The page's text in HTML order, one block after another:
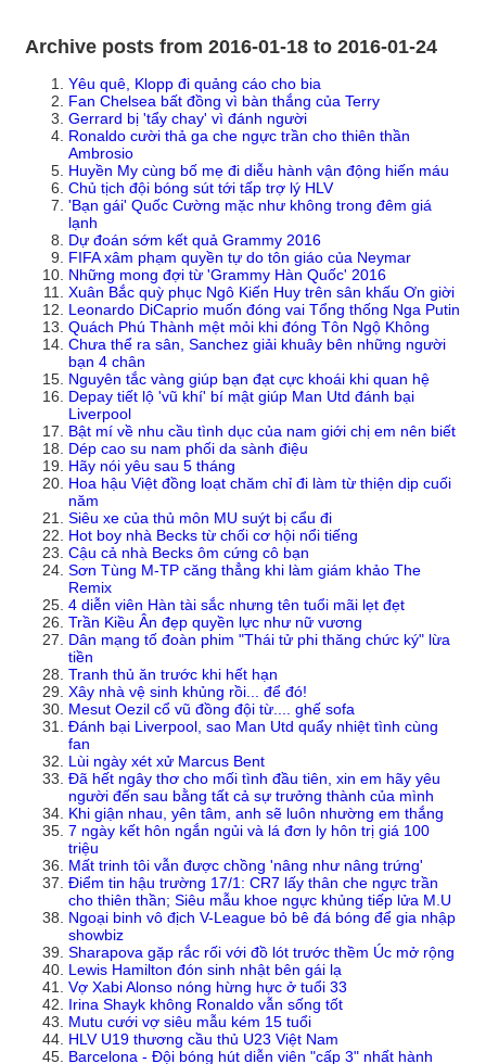
Archive posts from 2016-01-18 to 2016-01-24
Yêu quê, Klopp đi quảng cáo cho bia
Fan Chelsea bất đồng vì bàn thắng của Terry
Gerrard bị 'tẩy chay' vì đánh người
Ronaldo cười thả ga che ngực trần cho thiên thần
Ambrosio
Huyền My cùng bố mẹ đi diễu hành vận động hiến máu
Chủ tịch đội bóng sút tới tấp trợ lý HLV
'Bạn gái' Quốc Cường mặc như không trong đêm giá
lạnh
Dự đoán sớm kết quả Grammy 2016
FIFA xâm phạm quyền tự do tôn giáo của Neymar
Những mong đợi từ 'Grammy Hàn Quốc' 2016
Xuân Bắc quỳ phục Ngô Kiến Huy trên sân khấu Ơn giời
Leonardo DiCaprio muốn đóng vai Tổng thống Nga Putin
Quách Phú Thành mệt mỏi khi đóng Tôn Ngộ Không
Chưa thể ra sân, Sanchez giải khuây bên những người
bạn 4 chân
Nguyên tắc vàng giúp bạn đạt cực khoái khi quan hệ
Depay tiết lộ 'vũ khí' bí mật giúp Man Utd đánh bại
Liverpool
Bật mí về nhu cầu tình dục của nam giới chị em nên biết
Dép cao su nam phối da sành điệu
Hãy nói yêu sau 5 tháng
Hoa hậu Việt đồng loạt chăm chỉ đi làm từ thiện dịp cuối
năm
Siêu xe của thủ môn MU suýt bị cẩu đi
Hot boy nhà Becks từ chối cơ hội nổi tiếng
Cậu cả nhà Becks ôm cứng cô bạn
Sơn Tùng M-TP căng thẳng khi làm giám khảo The
Remix
4 diễn viên Hàn tài sắc nhưng tên tuổi mãi lẹt đẹt
Trần Kiều Ân đẹp quyền lực như nữ vương
Dân mạng tố đoàn phim "Thái tử phi thăng chức ký" lừa
tiền
Tranh thủ ăn trước khi hết hạn
Xây nhà vệ sinh khủng rồi... để đó!
Mesut Oezil cổ vũ đồng đội từ.... ghế sofa
Đánh bại Liverpool, sao Man Utd quẩy nhiệt tình cùng
fan
Lùi ngày xét xử Marcus Bent
Đã hết ngây thơ cho mối tình đầu tiên, xin em hãy yêu
người đến sau bằng tất cả sự trưởng thành của mình
Khi giận nhau, yên tâm, anh sẽ luôn nhường em thắng
7 ngày kết hôn ngắn ngủi và lá đơn ly hôn trị giá 100
triệu
Mất trinh tôi vẫn được chồng 'nâng như nâng trứng'
Điểm tin hậu trường 17/1: CR7 lấy thân che ngực trần
cho thiên thần; Siêu mẫu khoe ngực khủng tiếp lửa M.U
Ngoại binh vô địch V-League bỏ bê đá bóng để gia nhập
showbiz
Sharapova gặp rắc rối với đồ lót trước thềm Úc mở rộng
Lewis Hamilton đón sinh nhật bên gái lạ
Vợ Xabi Alonso nóng hừng hực ở tuổi 33
Irina Shayk không Ronaldo vẫn sống tốt
Mutu cưới vợ siêu mẫu kém 15 tuổi
HLV U19 thương cầu thủ U23 Việt Nam
Barcelona - Đội bóng hút diễn viên "cấp 3" nhất hành